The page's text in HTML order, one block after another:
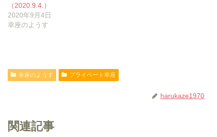
（2020.9.4.）
2020年9月4日
幸座のようす
幸座のようす プライベート幸座
harukaze1970
関連記事